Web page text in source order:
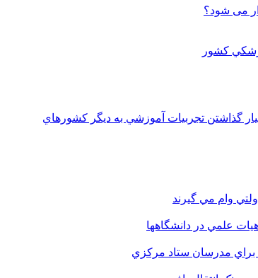
می شود؟
گذاشتن تجربيات آموزشي به ديگر کشورهاي
وام مي گيرند
علمي در دانشگاهها
مدرسان ستاد مرکزي